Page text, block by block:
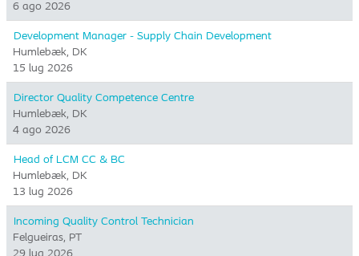
relativa
comunicazione, ed è
coinvolto nella
gestione di tutte le
questioni connesse.
6 ago 2026
Development Manager - Supply Chain Development
Humlebæk, DK
15 lug 2026
Director Quality Competence Centre
Humlebæk, DK
4 ago 2026
Head of LCM CC & BC
Humlebæk, DK
13 lug 2026
Incoming Quality Control Technician
Felgueiras, PT
29 lug 2026